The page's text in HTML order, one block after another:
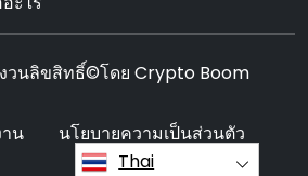
วนลิขสิทธิ์©โดย Crypto Boom
น
นโยบายความเป็นส่วนตัว
Thai